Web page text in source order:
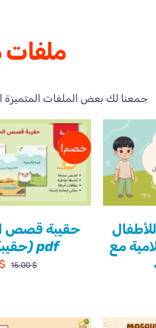
ملفات
جمعنا لك بعض الملفات المتميزة
مع
خصم!
حقيبة قصص
pdf (حقيبة التوفير)
15,00$